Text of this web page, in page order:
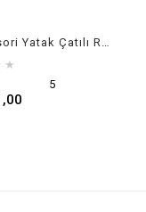
Montessori Yatak Çatılı Ranza